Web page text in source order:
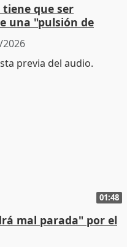
que ser
una "pulsión de
01:48
mal parada" por el